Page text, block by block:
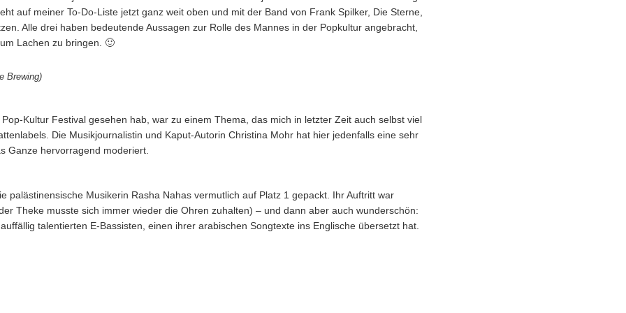
auf meiner To-Do-Liste jetzt ganz weit oben und mit der Band von Frank Spilker, Die Sterne,
Alle drei haben bedeutende Aussagen zur Rolle des Mannes in der Popkultur angebracht,
Lachen zu bringen. 🙂
Brewing)
Kultur Festival gesehen hab, war zu einem Thema, das mich in letzter Zeit auch selbst viel
Die Musikjournalistin und Kaput-Autorin Christina Mohr hat hier jedenfalls eine sehr
Ganze hervorragend moderiert.
palästinensische Musikerin Rasha Nahas vermutlich auf Platz 1 gepackt. Ihr Auftritt war
Theke musste sich immer wieder die Ohren zuhalten) – und dann aber auch wunderschön:
talentierten E-Bassisten, einen ihrer arabischen Songtexte ins Englische übersetzt hat.